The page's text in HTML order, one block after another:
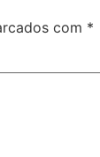
com *